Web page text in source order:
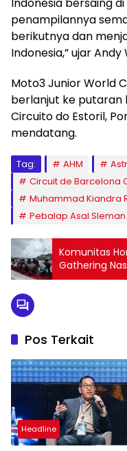
penampilannya
berikutnya dan
Indonesia,” ujar Andy
Moto3 Junior World
berlanjut ke putaran
Circuito do Estoril,
mendatang.
Tag: AHM
Circuit de Barcelona
Muhammad Kiandra
Pebalap Asal Sleman
Komunitas
Gathering
Pos Terkait
Headline